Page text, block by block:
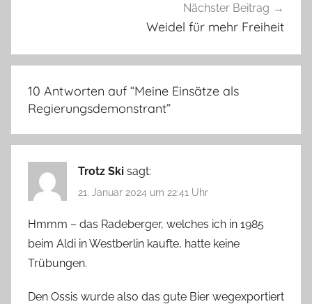
Nächster Beitrag
Weidel für mehr Freiheit
10 Antworten auf “Meine Einsätze als
Regierungsdemonstrant”
Trotz Ski sagt:
21. Januar 2024 um 22:41 Uhr
Hmmm – das Radeberger, welches ich in 1985
beim Aldi in Westberlin kaufte, hatte keine
Trübungen.
Den Ossis wurde also das gute Bier wegexportiert